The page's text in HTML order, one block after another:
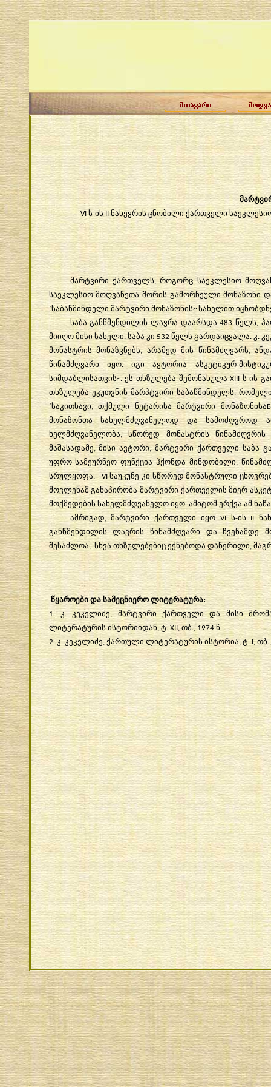
VIს-ისIIნახევრის ცნობილი ქართველი
მარტვირი ქართველს,როგორც საეკლესიო
საეკლესიო მოღვაწეთა შორის გამორჩეული მონაზონი
`საბაწმინდელი მარტვირი მონაზონის~ სახელით
საბა განწმენდილის ლავრა დაარსდა483წელს,
მიიღო მისი სახელი.საბა კი532წელს გარდაიცვალა.კ.
მონასტრის მონაზვნებს,არამედ მის წინამძღვარს,
წინამძღვარი
იყო.იგი ავტორია ასკეტიკურ-
სიმდაბლისათვის~.ეს თხზულება შემონახულაXIIIს-ის
თხზულება ეკუთვნის მარპტვირი საბაწმინდელს,
`საკითხავი,თქმული ნეტარისა მარტვირი მონაზონისა
მონაზონთა სახელმძღვანელოდ და სამოძღვროდ
ხელმძღვანელობა,სწორედ მონასტრის
წინამძღვრის
მაშასადამე,მისი ავტორი,მარტვირი ქართველი საბა
უფრო სამეურნეო ფუნქცია ჰქონდა მინდობილი.
სრულყოფა. VIსაუკუნე კი სწორედ მონასტრული
მოვლენამ განაპირობა მარტვირი ქართველის მიერ
მოქმედების სახელმძღვანელო იყო. ამიტომ ერქვა ამ
ამრიგად,მარტვირი ქართველი იყოVIს-ისII
განწმენდილის
ლავრის წინამძღვარი და ჩვენამდე
შესაძლოა,სხვა თხზულებებიც ექნებოდა დაწერილი,
წყაროები და სამეცნიერო ლიტერატურა:
1.კ.კეკელიძე, მარტვირი ქართველი და მისი
ლიტერატურის ისტორიიდან, ტ. XII,თბ., 1974წ.
2.კ.კეკელიძე, ქართული ლიტერატურის ისტორია,ტ. I,თბ